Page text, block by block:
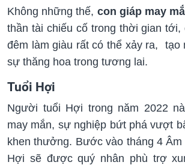
Không những thế, con giáp may
thần tài chiếu cố trong thời gian tới,
đêm làm giàu rất có thể xảy ra, tạo
sự thăng hoa trong tương lai.
Tuổi Hợi
Người tuổi Hợi trong năm 2022
may mắn, sự nghiệp bứt phá vượt
khen thưởng. Bước vào tháng 4
Hợi sẽ được quý nhân phù trợ